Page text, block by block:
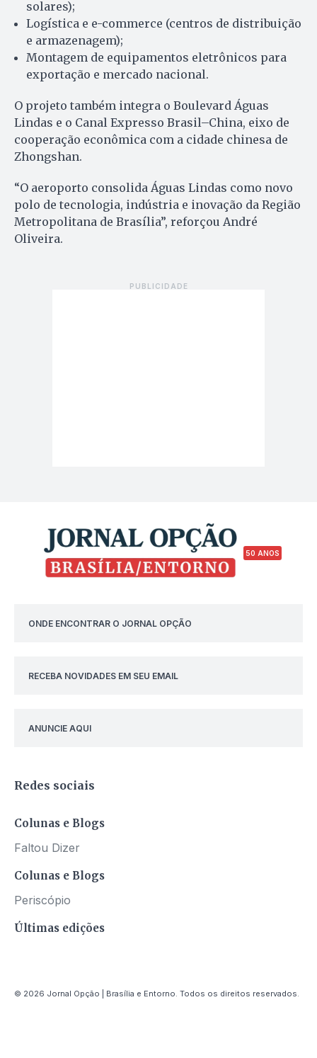
solares);
Logística e e-commerce (centros de distribuição
e armazenagem);
Montagem de equipamentos eletrônicos para
exportação e mercado nacional.
O projeto também integra o Boulevard Águas
Lindas e o Canal Expresso Brasil–China, eixo de
cooperação econômica com a cidade chinesa de
Zhongshan.
“O aeroporto consolida Águas Lindas como novo
polo de tecnologia, indústria e inovação da Região
Metropolitana de Brasília”, reforçou André
Oliveira.
50 ANOS
ONDE ENCONTRAR O JORNAL OPÇÃO
RECEBA NOVIDADES EM SEU EMAIL
ANUNCIE AQUI
Redes sociais
Colunas e Blogs
Faltou Dizer
Colunas e Blogs
Periscópio
Últimas edições
© 2026 Jornal Opção | Brasília e Entorno. Todos os direitos reservados.